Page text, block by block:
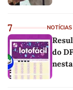
7 NOTÍCIAS
do